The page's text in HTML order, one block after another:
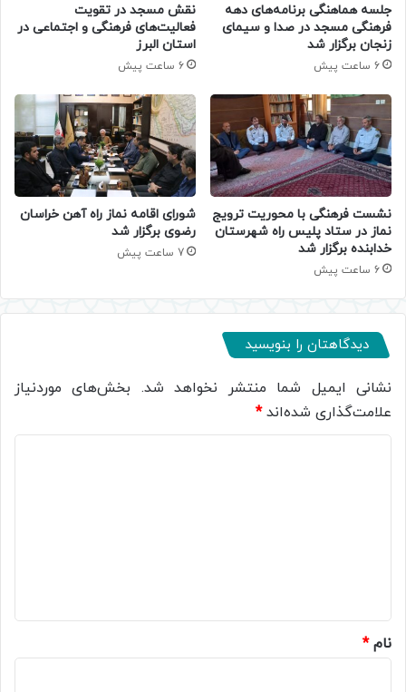
جلسه هماهنگی برنامه‌های دهه
فرهنگی مسجد در صدا و سیمای
زنجان برگزار شد
6 ساعت پیش
نقش مسجد در تقویت
فعالیت‌های فرهنگی و اجتماعی در
استان البرز
6 ساعت پیش
نشست فرهنگی با محوریت ترویج
نماز در ستاد پلیس راه شهرستان
خدابنده برگزار شد
6 ساعت پیش
شورای اقامه نماز راه آهن خراسان
رضوی برگزار شد
7 ساعت پیش
دیدگاهتان را بنویسید
نشانی ایمیل شما منتشر نخواهد شد. بخش‌های موردنیاز
علامت‌گذاری شده‌اند*
نام*